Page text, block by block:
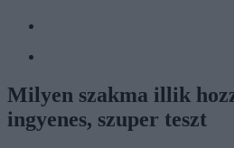
Milyen szakma illik
ingyenes, szuper teszt